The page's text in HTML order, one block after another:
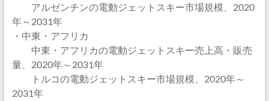
アルゼンチンの電動ジェットスキー市場規模、2020
年～2031年
・中東・アフリカ
中東・アフリカの電動ジェットスキー売上高・販売
量、2020年～2031年
トルコの電動ジェットスキー市場規模、2020年～
2031年